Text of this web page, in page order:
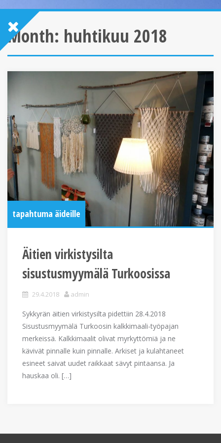
Month: huhtikuu 2018
tapahtuma äideille
Äitien virkistysilta
sisustusmyymälä Turkoosissa
29.4.2018 admin
Sykkyrän äitien virkistysilta pidettiin 28.4.2018
Sisustusmyymälä Turkoosin kalkkimaali-työpajan
merkeissä. Kalkkimaalit olivat myrkyttömiä ja ne
kävivät pinnalle kuin pinnalle. Arkiset ja kulahtaneet
esineet saivat uudet raikkaat sävyt pintaansa. Ja
hauskaa oli. […]